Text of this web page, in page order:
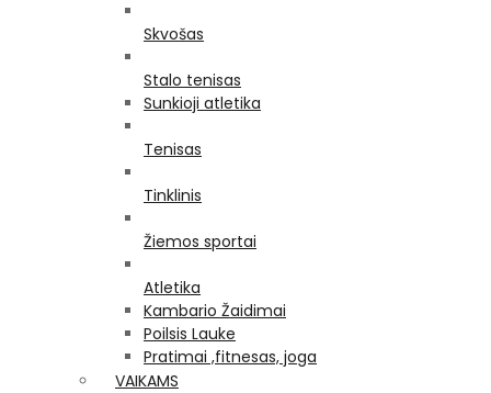
Skvošas
Stalo tenisas
Sunkioji atletika
Tenisas
Tinklinis
Žiemos sportai
Atletika
Kambario Žaidimai
Poilsis Lauke
Pratimai ,fitnesas, joga
VAIKAMS